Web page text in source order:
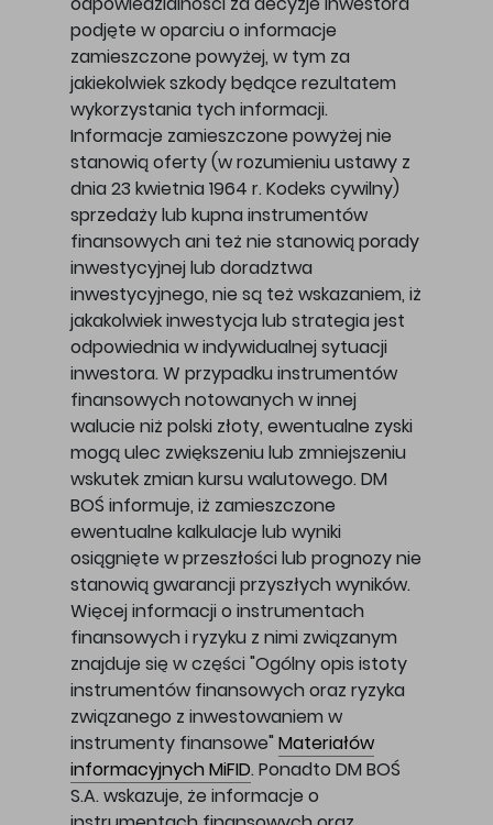
podjęte w oparciu o informacje
zamieszczone powyżej, w tym za
jakiekolwiek szkody będące rezultatem
wykorzystania tych informacji.
Informacje zamieszczone powyżej nie
stanowią oferty (w rozumieniu ustawy z
dnia 23 kwietnia 1964 r. Kodeks cywilny)
sprzedaży lub kupna instrumentów
finansowych ani też nie stanowią porady
inwestycyjnej lub doradztwa
inwestycyjnego, nie są też wskazaniem, iż
jakakolwiek inwestycja lub strategia jest
odpowiednia w indywidualnej sytuacji
inwestora. W przypadku instrumentów
finansowych notowanych w innej
walucie niż polski złoty, ewentualne zyski
mogą ulec zwiększeniu lub zmniejszeniu
wskutek zmian kursu walutowego. DM
BOŚ informuje, iż zamieszczone
ewentualne kalkulacje lub wyniki
osiągnięte w przeszłości lub prognozy nie
stanowią gwarancji przyszłych wyników.
Więcej informacji o instrumentach
finansowych i ryzyku z nimi związanym
znajduje się w części "Ogólny opis istoty
instrumentów finansowych oraz ryzyka
związanego z inwestowaniem w
instrumenty finansowe" Materiałów
informacyjnych MiFID. Ponadto DM BOŚ
S.A. wskazuje, że informacje o